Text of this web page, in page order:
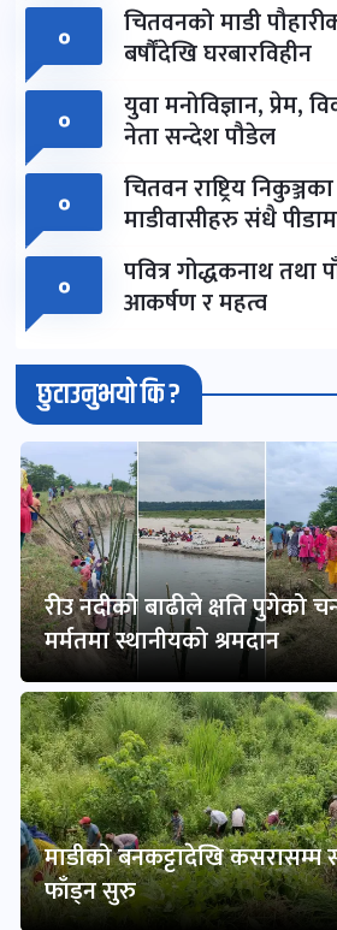
०
चितवनको माडी
बर्षौंदेखि घरबारविहीन
०
युवा मनोविज्ञान, प्रेम,
नेता सन्देश पौडेल
०
चितवन राष्ट्रिय
माडीवासीहरु संधै
०
पवित्र गोद्धकनाथ तथा
आकर्षण र महत्व
छुटाउनुभयो कि ?
रीउ नदीको बाढीले क्षति पुगेको
मर्मतमा स्थानीयको श्रमदान
माडीको बनकट्टादेखि
फाँड्न सुरु